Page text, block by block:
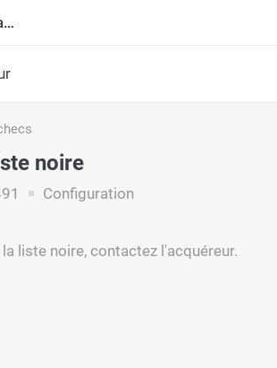
Documentation
noire
Configuration
liste noire, contactez l'acquéreur.